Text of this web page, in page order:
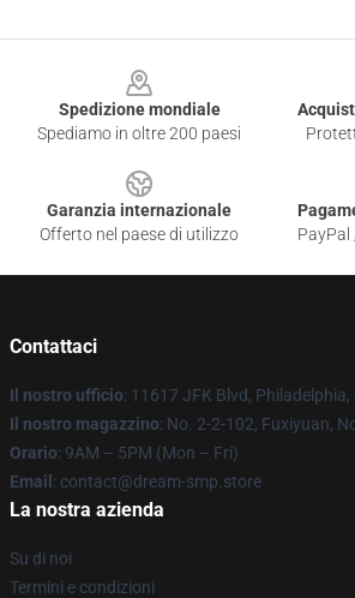
Spedizione mondiale
Spediamo in oltre 200 paesi
Garanzia internazionale
Offerto nel paese di utilizzo
Contattaci
Il nostro ufficio: 11617 JFK Blvd, Philadelphia,
Il nostro magazzino: No. 2-2-102, Fuxiyuan,
Orario: 9AM – 5PM (Mon – Fri)
Email : contact@dream-smp.store
La nostra azienda
Su di noi
Termini e condizioni